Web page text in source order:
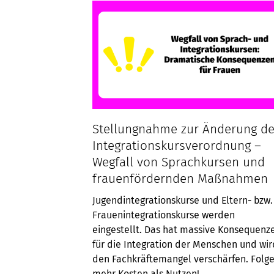
Fehlentwicklung entgegensteuern!
mehr Kosten produziert sowie zusätzlich
Wir fordern die Bundesregierung daher
Beibehaltung bzw. Wiedereinführung
abzuschließen
Erhalt und Ausbau von
Integration in den Arbeitsmarkt sowie
Finanzielle Unterstützung für
Übernahme von politischer
Förderung von niedrigschwelligen und
erreichen und auch Teilnehmerinnen
Stellungnahme zur Änderung
Integrationskursverordnung –
Wegfall von Sprachkursen und
frauenfördernden Maßnahmen
Jugendintegrationskurse und Eltern- bzw.
Frauenintegrationskurse werden
eingestellt. Das hat massive
für die Integration der Menschen und
den Fachkräftemangel verschärfen.